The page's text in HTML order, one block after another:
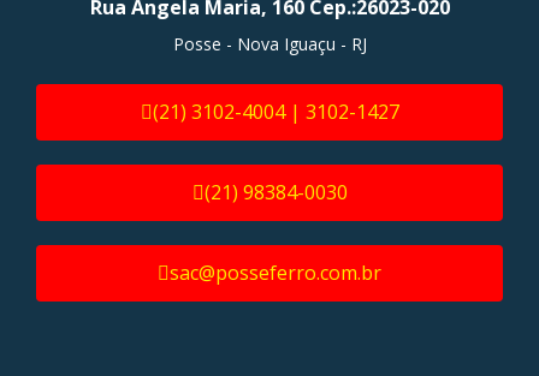
Rua Ângela Maria, 160 Cep.:26023-020
Posse - Nova Iguaçu - RJ
(21) 3102-4004 | 3102-1427
(21) 98384-0030
sac@posseferro.com.br